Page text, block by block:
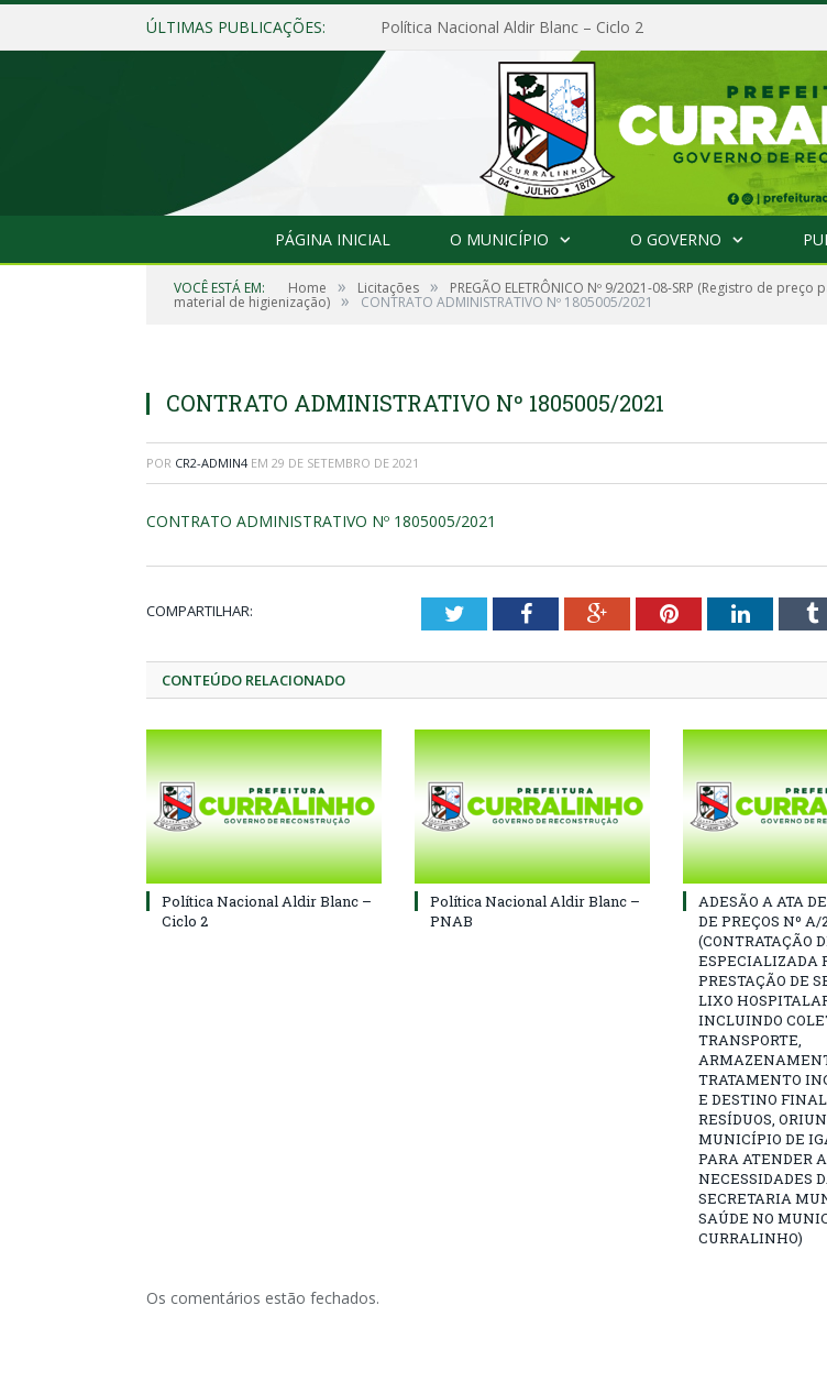
ÚLTIMAS PUBLICAÇÕES: Política Nacional Aldir Blanc – Ciclo 2
PÁGINA INICIAL O MUNICÍPIO O GOVERNO
VOCÊ ESTÁ EM: Home » Licitações » PREGÃO ELETRÔNICO Nº 9/2021-08-SRP (Registro de
material de higienização) » CONTRATO ADMINISTRATIVO Nº 1805005/2021
CONTRATO ADMINISTRATIVO Nº 1805005/2021
POR CR2-ADMIN4 EM 29 DE SETEMBRO DE 2021
CONTRATO ADMINISTRATIVO Nº 1805005/2021
COMPARTILHAR: TwitterFacebookGoogle+PinterestLinkedIn
CONTEÚDO RELACIONADO
Política Nacional Aldir Blanc –
Ciclo 2
Política Nacional Aldir Blanc –
PNAB
ADESÃO A ATA
DE PREÇOS Nº A/
(CONTRATAÇÃO
ESPECIALIZADA
PRESTAÇÃO DE
LIXO
INCLUINDO
TRANSPORTE,
TRATAMENTO
E DESTINO FINAL
RESÍDUOS,
MUNICÍPIO DE
PARA ATENDER
NECESSIDADES
SECRETARIA
SAÚDE NO
CURRALINHO)
Os comentários estão fechados.